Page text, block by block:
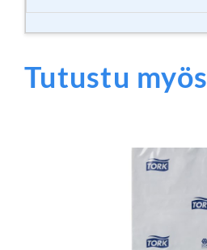
Tutustu myös